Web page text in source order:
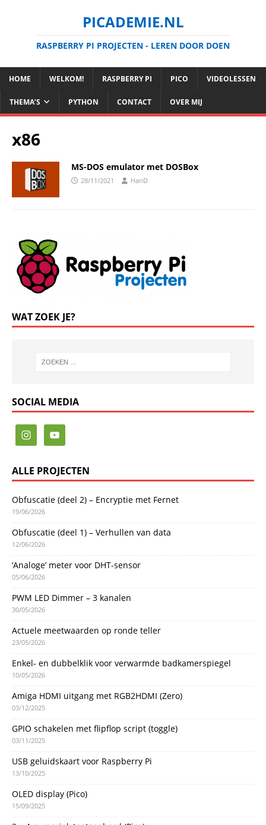
PICADEMIE.NL
RASPBERRY PI PROJECTEN - LEREN DOOR DOEN
HOME WELKOM! RASPBERRY PI PICO VIDEOLESSEN
THEMA’S PYTHON CONTACT OVER MIJ
x86
MS-DOS emulator met DOSBox
28/11/2021 HanD
WAT ZOEK JE?
SOCIAL MEDIA
ALLE PROJECTEN
Obfuscatie (deel 2) – Encryptie met Fernet
19/06/2026
Obfuscatie (deel 1) – Verhullen van data
12/06/2026
‘Analoge’ meter voor DHT-sensor
05/06/2026
PWM LED Dimmer – 3 kanalen
30/05/2026
Actuele meetwaarden op ronde teller
23/05/2026
Enkel- en dubbelklik voor verwarmde badkamerspiegel
10/05/2026
Amiga HDMI uitgang met RGB2HDMI (Zero)
03/12/2025
GPIO schakelen met flipflop script (toggle)
03/11/2025
USB geluidskaart voor Raspberry Pi
13/10/2025
OLED display (Pico)
15/09/2025